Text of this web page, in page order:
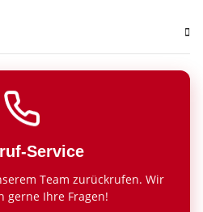
Service
Team zurückrufen. Wir
gerne Ihre Fragen!